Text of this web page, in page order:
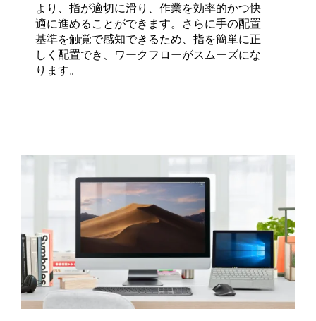
より、指が適切に滑り、作業を効率的かつ快
適に進めることができます。さらに手の配置
基準を触覚で感知できるため、指を簡単に正
しく配置でき、ワークフローがスムーズにな
ります。